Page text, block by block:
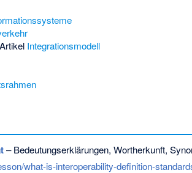
Integrationsmodell
– Bedeutungserklärungen, Wortherkunft,
what-is-interoperability-definition-